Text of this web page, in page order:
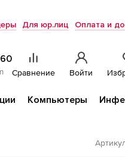
Для юр.лиц Оплата и
Сравнение Войти
Компьютеры